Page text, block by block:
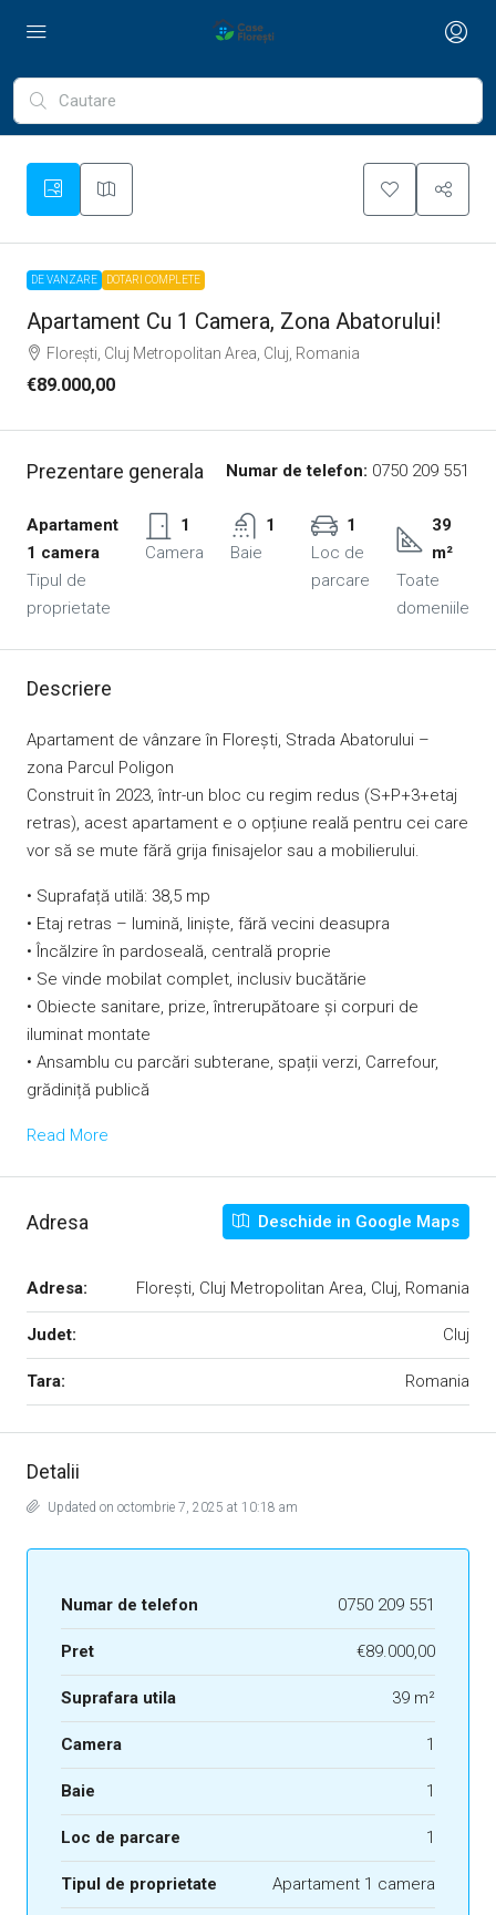
DE VANZARE DOTARI COMPLETE
Apartament Cu 1 Camera, Zona Abatorului!
Florești, Cluj Metropolitan Area, Cluj, Romania
€89.000,00
Prezentare generala Numar de telefon: 0750 209 551
Apartament
1 camera
Tipul de
proprietate
1
Camera
1
Baie
1
Loc de
parcare
39
m²
Toate
domeniile
Descriere
Apartament de vânzare în Florești, Strada Abatorului –
zona Parcul Poligon
Construit în 2023, într-un bloc cu regim redus (S+P+3+etaj
retras), acest apartament e o opțiune reală pentru cei care
vor să se mute fără grija finisajelor sau a mobilierului.
• Suprafață utilă: 38,5 mp
• Etaj retras – lumină, liniște, fără vecini deasupra
• Încălzire în pardoseală, centrală proprie
• Se vinde mobilat complet, inclusiv bucătărie
• Obiecte sanitare, prize, întrerupătoare și corpuri de
iluminat montate
• Ansamblu cu parcări subterane, spații verzi, Carrefour,
grădiniță publică
Read More
Adresa Deschide in Google Maps
Adresa: Florești, Cluj Metropolitan Area, Cluj, Romania
Judet: Cluj
Tara: Romania
Detalii
Updated on octombrie 7, 2025 at 10:18 am
Numar de telefon 0750 209 551
Pret €89.000,00
Suprafara utila 39 m²
Camera 1
Baie 1
Loc de parcare 1
Tipul de proprietate Apartament 1 camera